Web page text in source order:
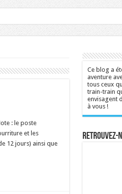
: le poste
et les
12 jours) ainsi que
Ce blog a
aventure
tous ceux
train-train
envisagent
à vous !
Retrouvez-